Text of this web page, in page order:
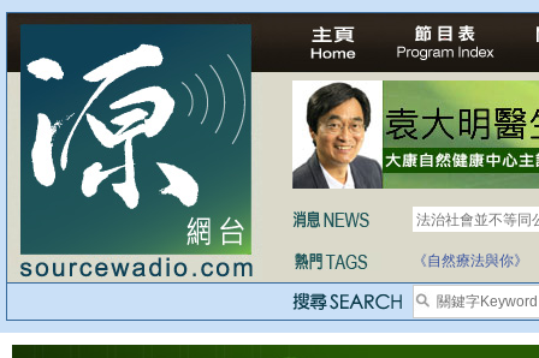
法治社會並不等同
《自然療法與你》